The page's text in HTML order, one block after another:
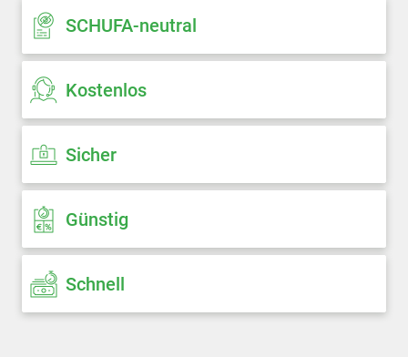
SCHUFA-neutral
Kostenlos
Sicher
Günstig
Schnell